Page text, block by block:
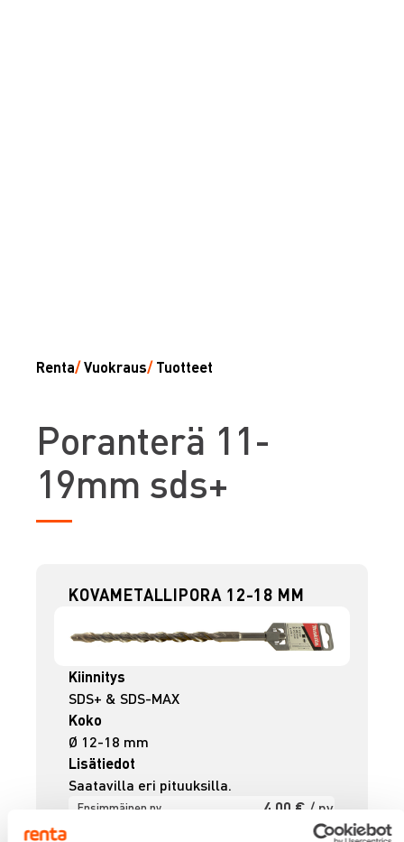
Renta/Vuokraus/ Tuotteet
Poranterä 11-
19mm sds+
KOVAMETALLIPORA 12-18 MM
Kiinnitys
SDS+ & SDS-MAX
Koko
Ø 12-18 mm
Lisätiedot
Saatavilla eri pituuksilla.
Ensimmäinen pv 4,00 € / pv
/ pv